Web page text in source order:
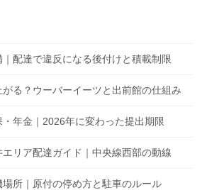
配達で違反になる後付けと積載制限
る？ウーバーイーツと出前館の仕組み
年金｜2026年に変わった提出期限
リア配達ガイド｜中央線西部の動線
所｜原付の停め方と駐車のルール